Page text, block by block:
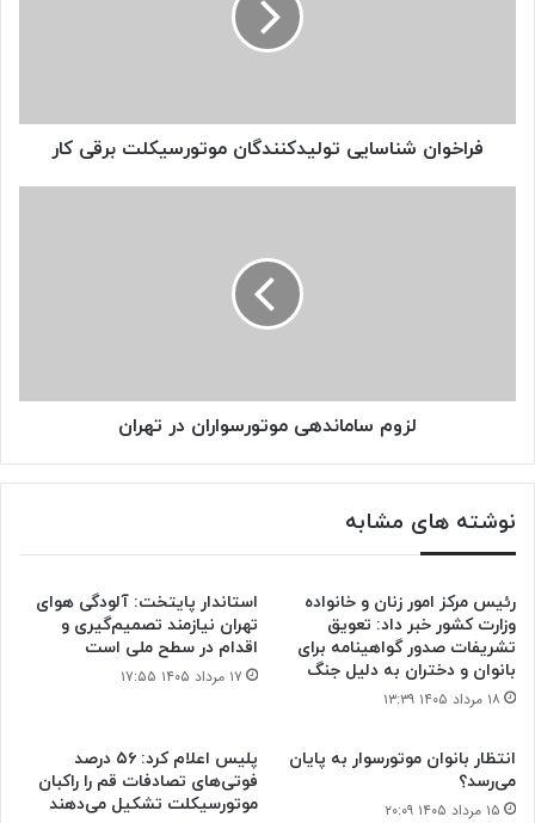
فراخوان شناسایی تولیدکنندگان موتورسیکلت برقی کار
لزوم ساماندهی موتورسواران در تهران
نوشته های مشابه
رئیس مرکز امور زنان و خانواده
وزارت کشور خبر داد: تعویق
تشریفات صدور گواهینامه برای
بانوان و دختران به دلیل جنگ
۱۸ مرداد ۱۴۰۵ ۱۳:۳۹
استاندار پایتخت: آلودگی هوای
تهران نیازمند تصمیم‌گیری و
اقدام در سطح ملی است
۱۷ مرداد ۱۴۰۵ ۱۷:۵۵
انتظار بانوان موتورسوار به پایان
می‌رسد؟
۱۵ مرداد ۱۴۰۵ ۲۰:۰۹
پلیس اعلام کرد: ۵۶ درصد
فوتی‌های تصادفات قم را راکبان
موتورسیکلت تشکیل می‌دهند